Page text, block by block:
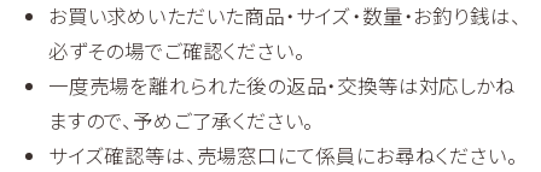
お買い求めいただいた商品・サイズ・数量・お釣り銭は、
必ずその場でご確認ください。
一度売場を離れられた後の返品・交換等は対応しかね
ますので、予めご了承ください。
サイズ確認等は、売場窓口にて係員にお尋ねください。